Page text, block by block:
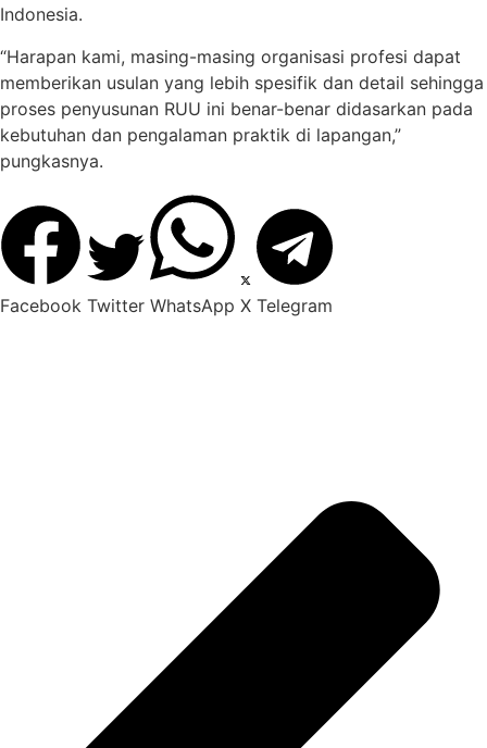
Indonesia.
“Harapan kami, masing-masing organisasi profesi dapat
memberikan usulan yang lebih spesifik dan detail sehingga
proses penyusunan RUU ini benar-benar didasarkan pada
kebutuhan dan pengalaman praktik di lapangan,”
pungkasnya.
Facebook Twitter WhatsApp X Telegram